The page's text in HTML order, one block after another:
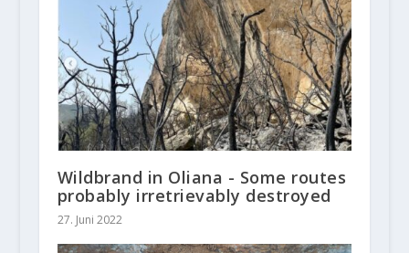
Wildbrand in Oliana - Some routes
probably irretrievably destroyed
27. Juni 2022